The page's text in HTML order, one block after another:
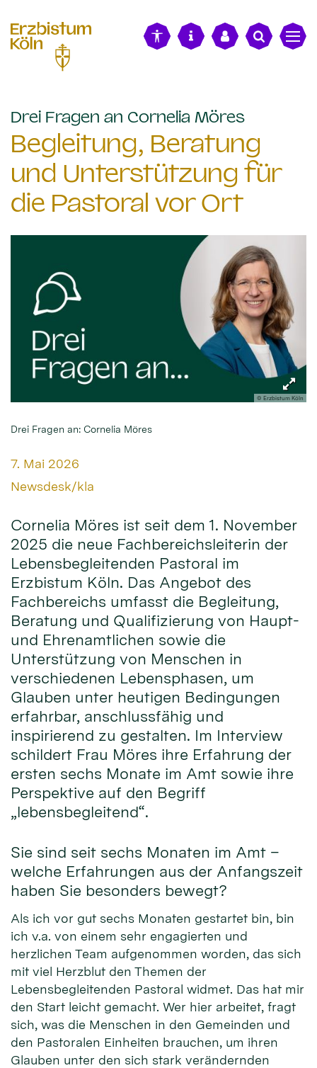
Drei Fragen an Cornelia Möres:
Begleitung, Beratung
und Unterstützung für
die Pastoral vor Ort
© Erzbistum Köln
Drei Fragen an: Cornelia Möres
Datum:
7. Mai 2026
Von:
Newsdesk/kla
Cornelia Möres ist seit dem 1. November
2025 die neue Fachbereichsleiterin der
Lebensbegleitenden Pastoral im
Erzbistum Köln. Das Angebot des
Fachbereichs umfasst die Begleitung,
Beratung und Qualifizierung von Haupt-
und Ehrenamtlichen sowie die
Unterstützung von Menschen in
verschiedenen Lebensphasen, um
Glauben unter heutigen Bedingungen
erfahrbar, anschlussfähig und
inspirierend zu gestalten. Im Interview
schildert Frau Möres ihre Erfahrung der
ersten sechs Monate im Amt sowie ihre
Perspektive auf den Begriff
„lebensbegleitend“.
Sie sind seit sechs Monaten im Amt –
welche Erfahrungen aus der Anfangszeit
haben Sie besonders bewegt?
Als ich vor gut sechs Monaten gestartet bin, bin
ich v.a. von einem sehr engagierten und
herzlichen Team aufgenommen worden, das sich
mit viel Herzblut den Themen der
Lebensbegleitenden Pastoral widmet. Das hat mir
den Start leicht gemacht. Wer hier arbeitet, fragt
sich, was die Menschen in den Gemeinden und
den Pastoralen Einheiten brauchen, um ihren
Glauben unter den sich stark verändernden